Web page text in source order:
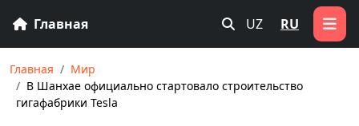
Главная UZ RU
Главная
Мир
В Шанхае официально стартовало строительство
гигафабрики Tesla